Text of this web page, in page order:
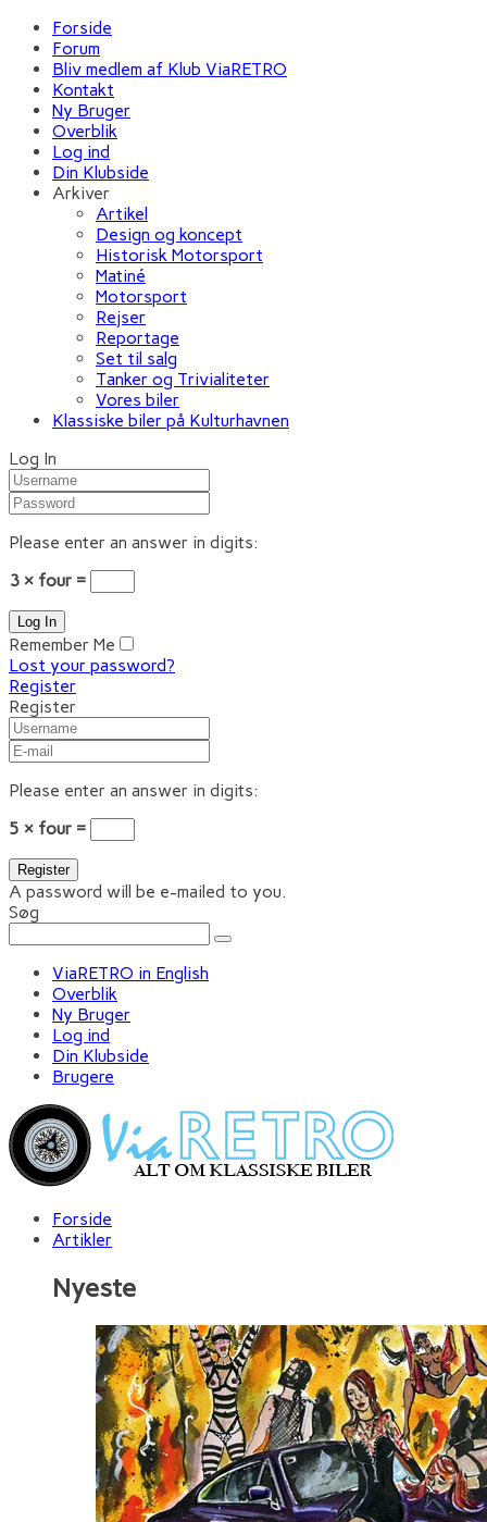
Forside
Forum
Bliv medlem af Klub ViaRETRO
Kontakt
Ny Bruger
Overblik
Log ind
Din Klubside
Arkiver
Artikel
Design og koncept
Historisk Motorsport
Matiné
Motorsport
Rejser
Reportage
Set til salg
Tanker og Trivialiteter
Vores biler
Klassiske biler på Kulturhavnen
Log In
Please enter an answer in digits:
3 × four =
Remember Me
Lost your password?
Register
Register
Please enter an answer in digits:
5 × four =
A password will be e-mailed to you.
Søg
ViaRETRO in English
Overblik
Ny Bruger
Log ind
Din Klubside
Brugere
Forside
Artikler
Nyeste